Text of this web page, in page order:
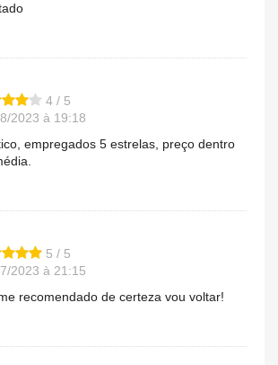
4 / 5
2023 à 19:18
empregados 5 estrelas, preço dentro
5 / 5
2023 à 21:15
recomendado de certeza vou voltar!